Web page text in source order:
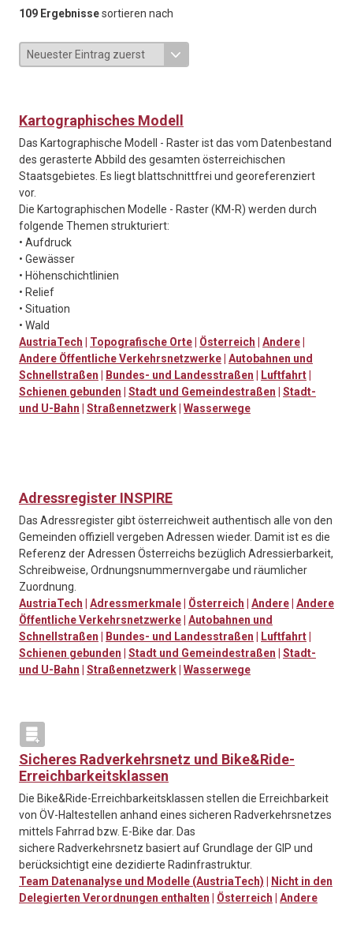
109 Ergebnissesortieren nach
Kartographisches Modell
Das Kartographische Modell - Raster ist das vom Datenbestand
des gerasterte Abbild des gesamten österreichischen
Staatsgebietes. Es liegt blattschnittfrei und georeferenziert
vor.
Die Kartographischen Modelle - Raster (KM-R) werden durch
folgende Themen strukturiert:
• Aufdruck
• Gewässer
• Höhenschichtlinien
• Relief
• Situation
• Wald
AustriaTech
Topografische Orte Österreich Andere
Andere Öffentliche Verkehrsnetzwerke Autobahnen und
Schnellstraßen
Bundes- und Landesstraßen Luftfahrt
Schienen gebunden
Stadt und Gemeindestraßen
Stadt-
und U-Bahn
Straßennetzwerk Wasserwege
Adressregister INSPIRE
Das Adressregister gibt österreichweit authentisch alle von den
Gemeinden offiziell vergeben Adressen wieder. Damit ist es die
Referenz der Adressen Österreichs bezüglich Adressierbarkeit,
Schreibweise, Ordnungsnummernvergabe und räumlicher
Zuordnung.
AustriaTech
Adressmerkmale Österreich Andere Andere
Öffentliche Verkehrsnetzwerke Autobahnen und
Schnellstraßen
Bundes- und Landesstraßen Luftfahrt
Schienen gebunden
Stadt und Gemeindestraßen
Stadt-
und U-Bahn
Straßennetzwerk Wasserwege
Sicheres Radverkehrsnetz und Bike&Ride-
Erreichbarkeitsklassen
Die Bike&Ride-Erreichbarkeitsklassen stellen die Erreichbarkeit
von ÖV-Haltestellen anhand eines sicheren Radverkehrsnetzes
mittels Fahrrad bzw. E-Bike dar. Das
sichere Radverkehrsnetz basiert auf Grundlage der GIP und
berücksichtigt eine dezidierte Radinfrastruktur.
Team Datenanalyse und Modelle (AustriaTech)
Nicht in den
Delegierten Verordnungen enthalten
Österreich Andere